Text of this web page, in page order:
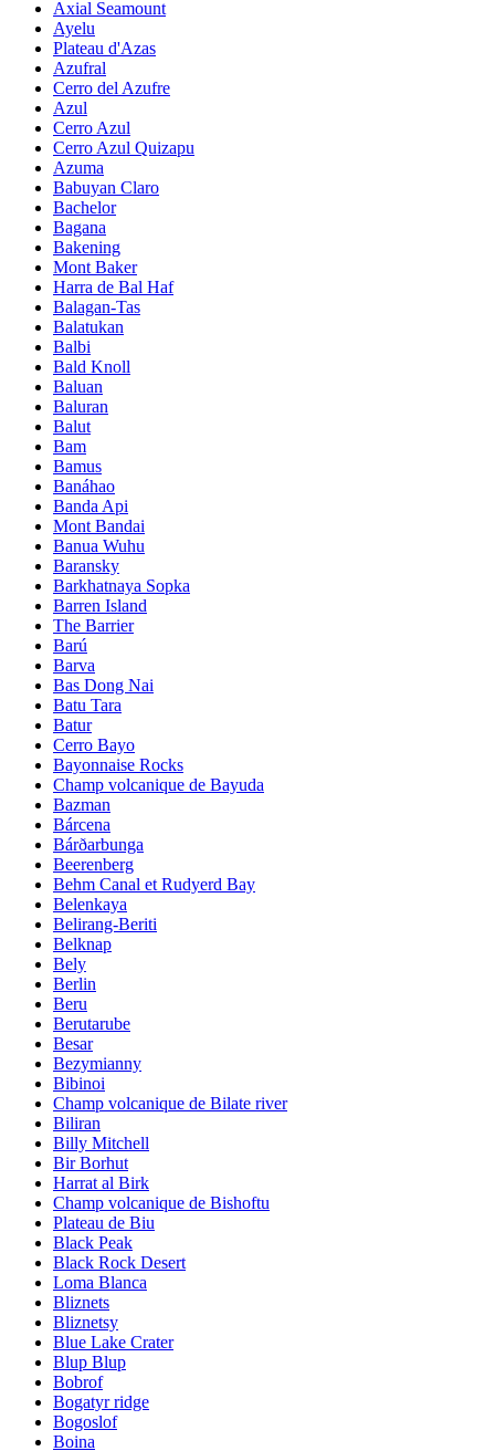
Axial Seamount
Ayelu
Plateau d'Azas
Azufral
Cerro del Azufre
Azul
Cerro Azul
Cerro Azul Quizapu
Azuma
Babuyan Claro
Bachelor
Bagana
Bakening
Mont Baker
Harra de Bal Haf
Balagan-Tas
Balatukan
Balbi
Bald Knoll
Baluan
Baluran
Balut
Bam
Bamus
Banáhao
Banda Api
Mont Bandai
Banua Wuhu
Baransky
Barkhatnaya Sopka
Barren Island
The Barrier
Barú
Barva
Bas Dong Nai
Batu Tara
Batur
Cerro Bayo
Bayonnaise Rocks
Champ volcanique de Bayuda
Bazman
Bárcena
Bárðarbunga
Beerenberg
Behm Canal et Rudyerd Bay
Belenkaya
Belirang-Beriti
Belknap
Bely
Berlin
Beru
Berutarube
Besar
Bezymianny
Bibinoi
Champ volcanique de Bilate river
Biliran
Billy Mitchell
Bir Borhut
Harrat al Birk
Champ volcanique de Bishoftu
Plateau de Biu
Black Peak
Black Rock Desert
Loma Blanca
Bliznets
Bliznetsy
Blue Lake Crater
Blup Blup
Bobrof
Bogatyr ridge
Bogoslof
Boina